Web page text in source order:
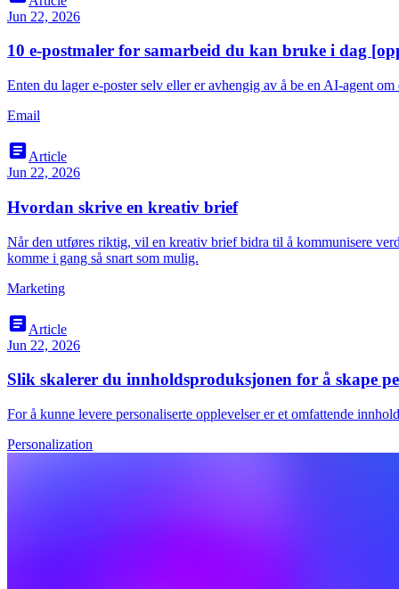
Jun 22, 2026
10 e-postmaler for samarbeid du kan bruke i dag
Enten du lager e-poster selv eller er avhengig av å be en AI-agent
Email
articleArticle
Jun 22, 2026
Hvordan skrive en kreativ brief
Når den utføres riktig, vil en kreativ brief bidra til å kommunisere
komme i gang så snart som mulig.
Marketing
articleArticle
Jun 22, 2026
Slik skalerer du innholdsproduksjonen for å skape
For å kunne levere personaliserte opplevelser er et omfattende
Personalization